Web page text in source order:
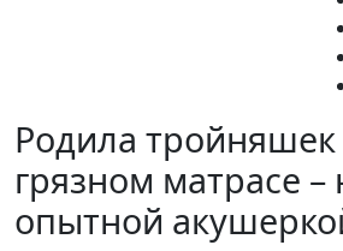
Родила тройняшек
грязном матрасе –
опытной